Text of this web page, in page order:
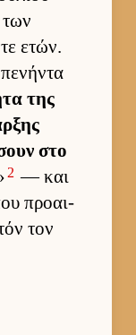
των
ετών.
της
στο
2 — και
προαι­
τον